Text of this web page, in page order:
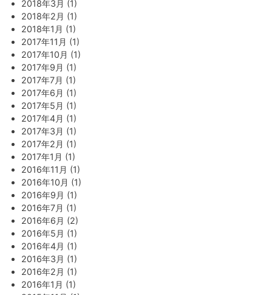
2018年3月 (1)
2018年2月 (1)
2018年1月 (1)
2017年11月 (1)
2017年10月 (1)
2017年9月 (1)
2017年7月 (1)
2017年6月 (1)
2017年5月 (1)
2017年4月 (1)
2017年3月 (1)
2017年2月 (1)
2017年1月 (1)
2016年11月 (1)
2016年10月 (1)
2016年9月 (1)
2016年7月 (1)
2016年6月 (2)
2016年5月 (1)
2016年4月 (1)
2016年3月 (1)
2016年2月 (1)
2016年1月 (1)